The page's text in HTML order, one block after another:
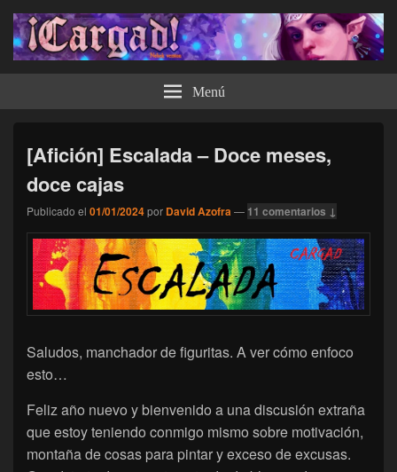
¡Cargad! Menú
[Afición] Escalada – Doce meses,
doce cajas
Publicado el 01/01/2024por David Azofra— 11 comentarios ↓
Saludos, manchador de figuritas. A ver cómo enfoco
esto…
Feliz año nuevo y bienvenido a una discusión extraña
que estoy teniendo conmigo mismo sobre motivación,
montaña de cosas para pintar y exceso de excusas.